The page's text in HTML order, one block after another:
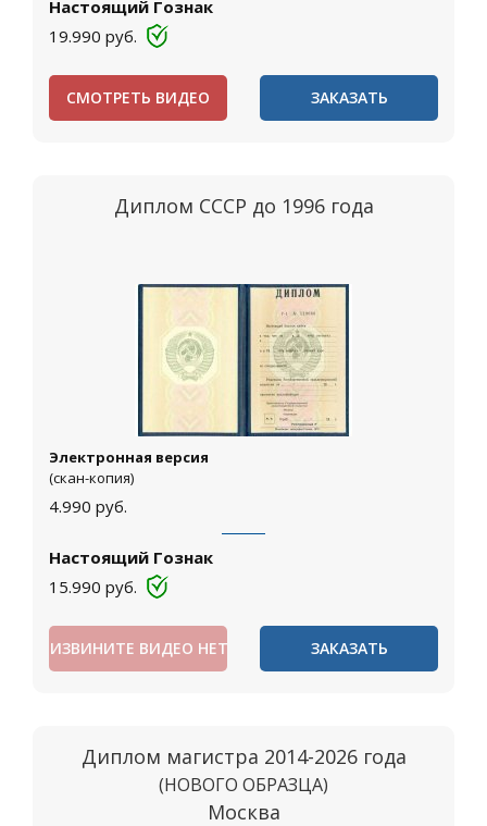
Настоящий Гознак
19.990 руб.
СМОТРЕТЬ ВИДЕО ЗАКАЗАТЬ
Диплом СССР до 1996 года
Электронная версия
(скан-копия)
4.990 руб.
Настоящий Гознак
15.990 руб.
ИЗВИНИТЕ ВИДЕО НЕТ ЗАКАЗАТЬ
Диплом магистра 2014-2026 года
(НОВОГО ОБРАЗЦА)
Москва